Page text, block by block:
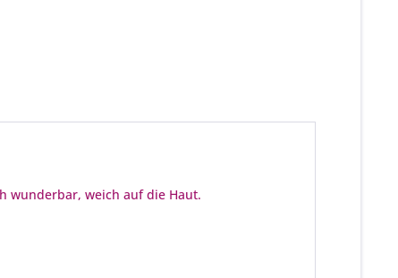
wunderbar, weich auf die Haut.